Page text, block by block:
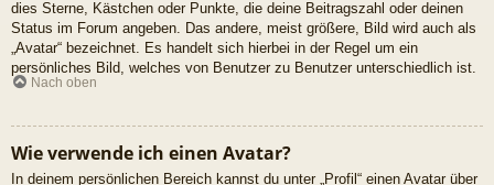
dies Sterne, Kästchen oder Punkte, die deine Beitragszahl oder deinen
Status im Forum angeben. Das andere, meist größere, Bild wird auch als
„Avatar“ bezeichnet. Es handelt sich hierbei in der Regel um ein
persönliches Bild, welches von Benutzer zu Benutzer unterschiedlich ist.
Nach oben
Wie verwende ich einen Avatar?
In deinem persönlichen Bereich kannst du unter „Profil“ einen Avatar über